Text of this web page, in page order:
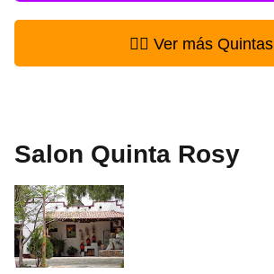
👉🏻 Ver más Quintas
Salon Quinta Rosy